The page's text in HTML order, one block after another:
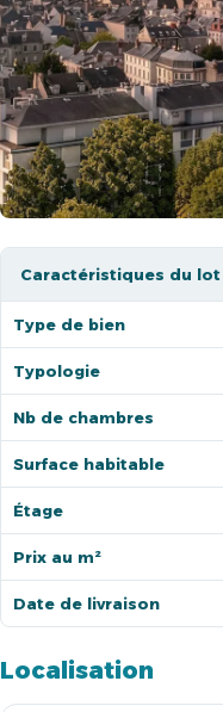
Caractéristiques du lot
Type de bien
Typologie
Nb de chambres
Surface habitable
Étage
Prix au m²
Date de livraison
Localisation